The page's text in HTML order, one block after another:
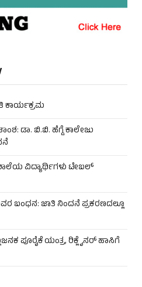
ಕಾರ್ಯಕ್ರಮ
ಡಾ. ಬಿ.ಬಿ. ಹೆಗ್ಡೆ ಕಾಲೇಜು
ವಿದ್ಯಾರ್ಥಿಗಳು ಟೇಬಲ್‌
ಬಂಧನ: ಜಾತಿ ನಿಂದನೆ ಪ್ರಕರಣದಲ್ಲೂ
ಪೂರೈಕೆ ಯಂತ್ರ, ರಿಕ್ಲೈನರ್ ಹಾಸಿಗೆ